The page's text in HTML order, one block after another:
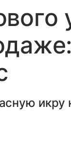
икру